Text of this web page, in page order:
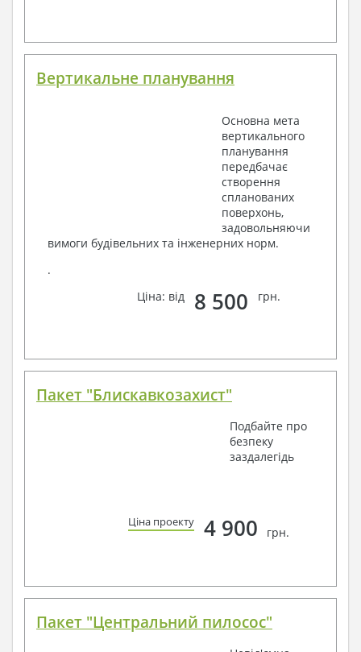
Вертикальне планування
Основна мета
вертикального
планування
передбачає
створення
спланованих
поверхонь,
задовольняючи
вимоги будівельних та інженерних норм.
.
Ціна: від
8 500 грн.
Пакет "Блискавкозахист"
Подбайте про
безпеку
заздалегідь
Ціна проекту 4 900 грн.
Пакет "Центральний пилосос"